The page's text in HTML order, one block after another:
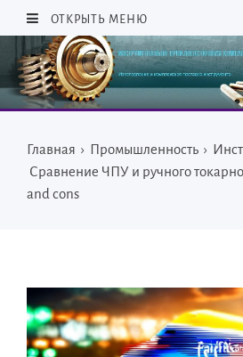
ОТКРЫТЬ МЕНЮ
Главная › Промышленность ›
Сравнение ЧПУ и ручного
and cons